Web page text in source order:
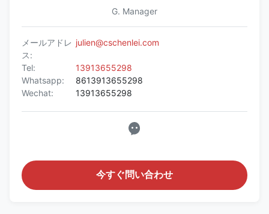
G. Manager
メールアドレ
ス:
julien@cschenlei.com
Tel:
13913655298
Whatsapp:
8613913655298
Wechat:
13913655298
今すぐ問い合わせ